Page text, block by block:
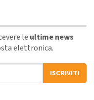
le ultime news
elettronica.
ISCRIVITI